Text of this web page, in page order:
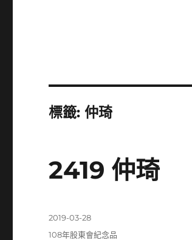
標籤:仲琦
2419 仲琦
發
2019-03-28
分
108年股東會紀念品